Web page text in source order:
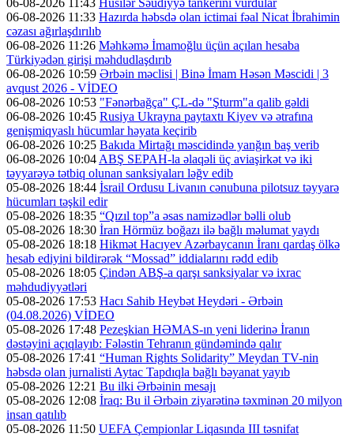
06-08-2026 11:43 Husilər Səudiyyə tankerini vurdular
06-08-2026 11:33 Hazırda həbsdə olan ictimai fəal Nicat İbrahimin
cəzası ağırlaşdırılıb
06-08-2026 11:26 Məhkəmə İmamoğlu üçün açılan hesaba
Türkiyədən girişi məhdudlaşdırıb
06-08-2026 10:59 Ərbəin məclisi | Binə İmam Həsən Məscidi | 3
avqust 2026 - VİDEO
06-08-2026 10:53 "Fənərbağça" ÇL-də "Şturm"a qalib gəldi
06-08-2026 10:45 Rusiya Ukrayna paytaxtı Kiyev və ətrafına
genişmiqyaslı hücumlar həyata keçirib
06-08-2026 10:25 Bakıda Mirtağı məscidində yanğın baş verib
06-08-2026 10:04 ABŞ SEPAH-la əlaqəli üç aviaşirkət və iki
təyyarəyə tətbiq olunan sanksiyaları ləğv edib
05-08-2026 18:44 İsrail Ordusu Livanın cənubuna pilotsuz təyyarə
hücumları təşkil edir
05-08-2026 18:35 “Qızıl top”a əsas namizədlər bəlli olub
05-08-2026 18:30 İran Hörmüz boğazı ilə bağlı məlumat yaydı
05-08-2026 18:18 Hikmət Hacıyev Azərbaycanın İranı qardaş ölkə
hesab ediyini bildirərək “Mossad” iddialarını rədd edib
05-08-2026 18:05 Çindən ABŞ-a qarşı sanksiyalar və ixrac
məhdudiyyətləri
05-08-2026 17:53 Hacı Sahib Heybət Heydəri - Ərbəin
(04.08.2026) VİDEO
05-08-2026 17:48 Pezeşkian HƏMAS-ın yeni liderinə İranın
dəstəyini açıqlayıb: Fələstin Tehranın gündəmində qalır
05-08-2026 17:41 “Human Rights Solidarity” Meydan TV-nin
həbsdə olan jurnalisti Aytac Tapdıqla bağlı bəyanat yayıb
05-08-2026 12:21 Bu ilki Ərbəinin mesajı
05-08-2026 12:08 İraq: Bu il Ərbəin ziyarətinə təxminən 20 milyon
insan qatılıb
05-08-2026 11:50 UEFA Çempionlar Liqasında III təsnifat